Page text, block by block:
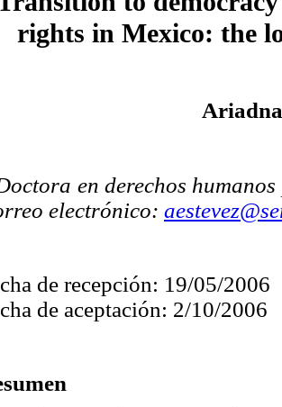
rights in Mexico: the
en derechos
electrónico:
de recepción: 19/05/2006
de aceptación: 2/10/2006